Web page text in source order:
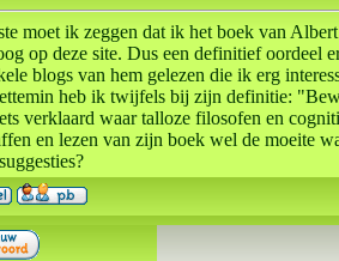
moet ik zeggen dat ik het boek van
op deze site. Dus een definitief oordeel
blogs van hem gelezen die ik erg
heb ik twijfels bij zijn definitie:
verklaard waar talloze filosofen en
en lezen van zijn boek wel de moeite